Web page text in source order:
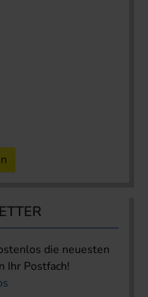
die neuesten
Ihr Postfach!